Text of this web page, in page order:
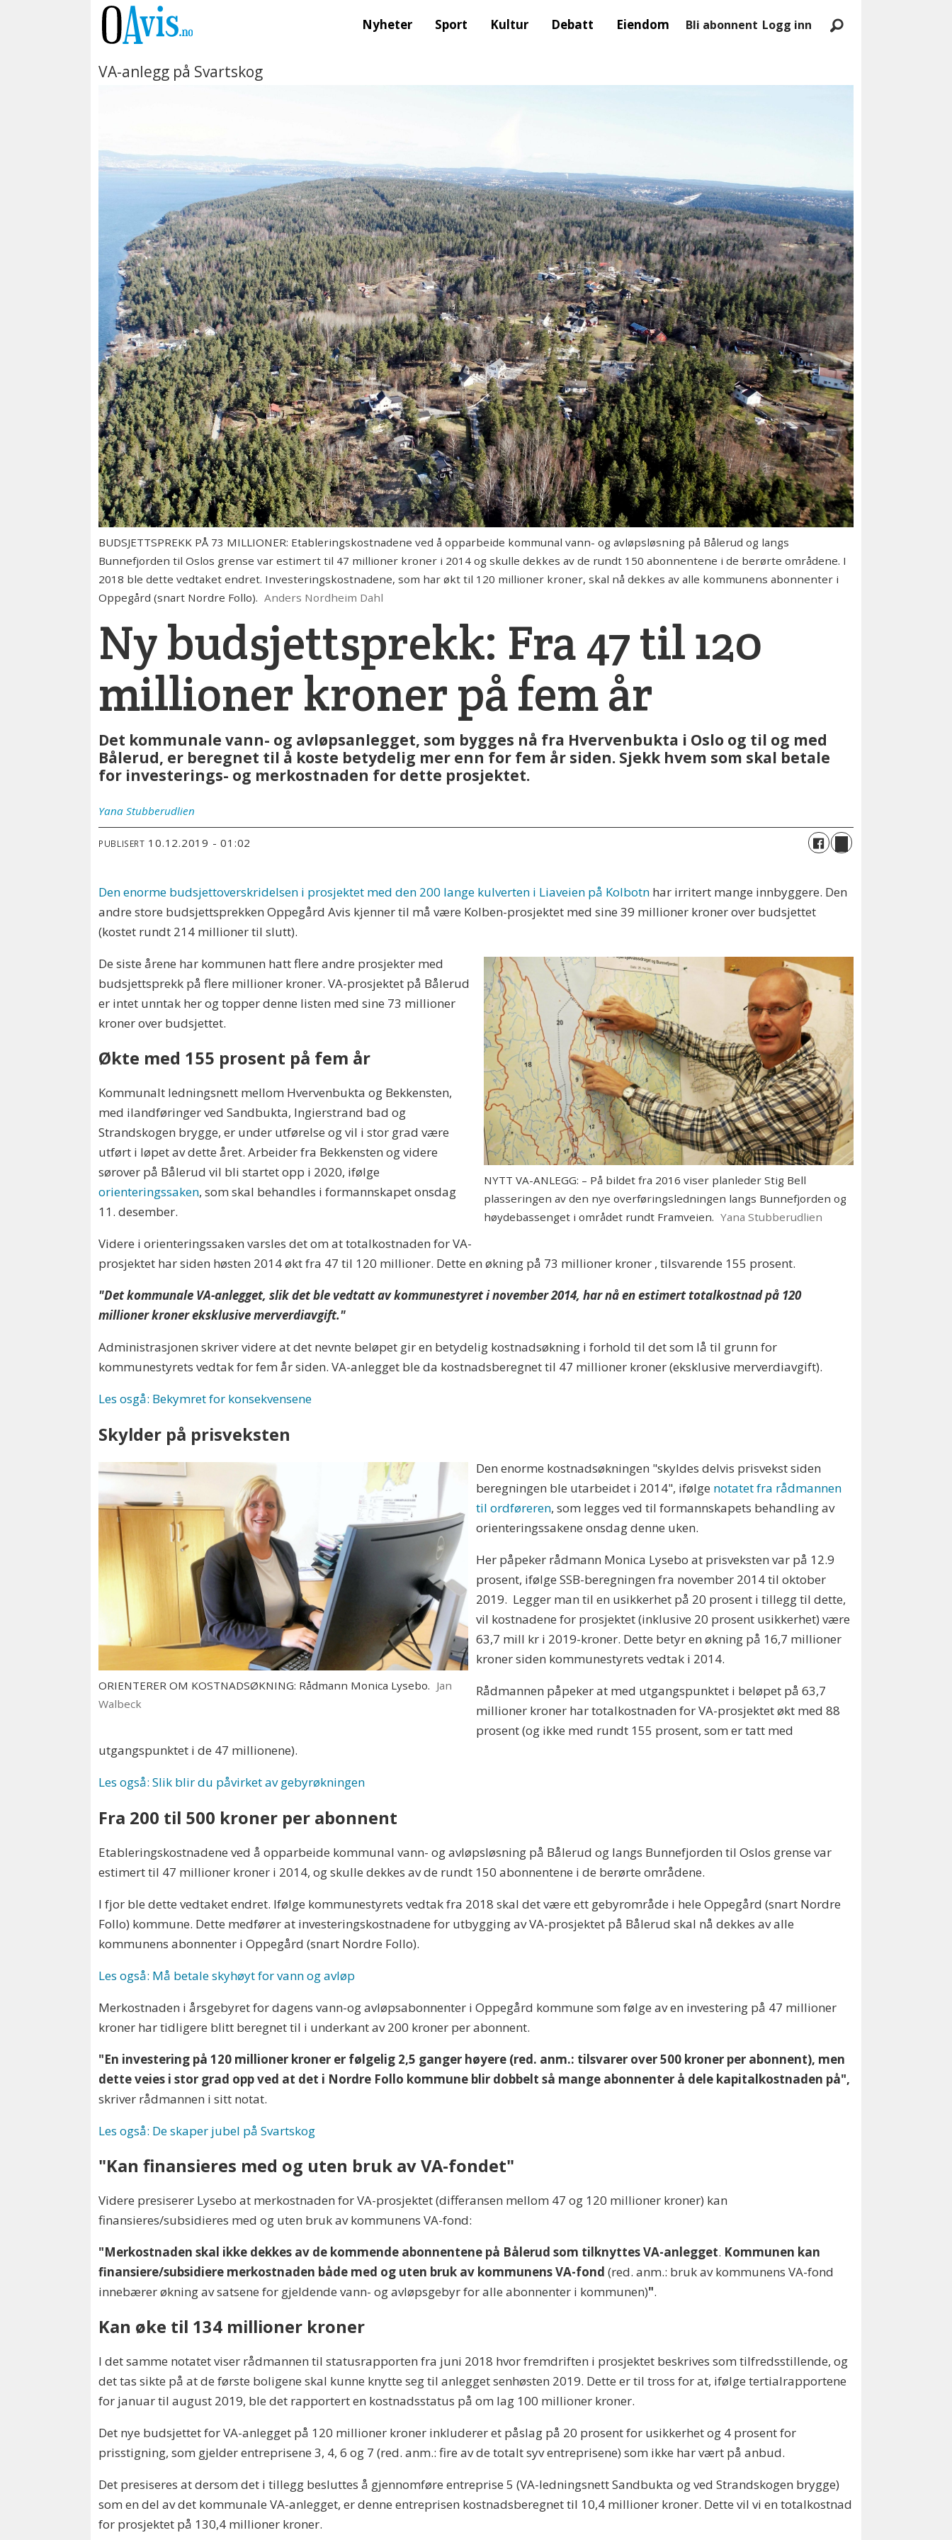
Nyheter Sport Kultur Debatt Eiendom Bli abonnent Logg inn
VA-anlegg på Svartskog
BUDSJETTSPREKK PÅ 73 MILLIONER: Etableringskostnadene ved å opparbeide kommunal vann- og avløpsløsning på Bålerud og langs
Bunnefjorden til Oslos grense var estimert til 47 millioner kroner i 2014 og skulle dekkes av de rundt 150 abonnentene i de berørte områdene. I
2018 ble dette vedtaket endret. Investeringskostnadene, som har økt til 120 millioner kroner, skal nå dekkes av alle kommunens abonnenter i
Oppegård (snart Nordre Follo). Anders Nordheim Dahl
Ny budsjettsprekk: Fra 47 til 120
millioner kroner på fem år
Det kommunale vann- og avløpsanlegget, som bygges nå fra Hvervenbukta i Oslo og til og med
Bålerud, er beregnet til å koste betydelig mer enn for fem år siden. Sjekk hvem som skal betale
for investerings- og merkostnaden for dette prosjektet.
Yana Stubberudlien
PUBLISERT 10.12.2019 - 01:02
Den enorme budsjettoverskridelsen i prosjektet med den 200 lange kulverten i Liaveien på Kolbotn har irritert mange innbyggere. Den
andre store budsjettsprekken Oppegård Avis kjenner til må være Kolben-prosjektet med sine 39 millioner kroner over budsjettet
(kostet rundt 214 millioner til slutt).
NYTT VA-ANLEGG: – På bildet fra 2016 viser planleder Stig Bell
plasseringen av den nye overføringsledningen langs Bunnefjorden og
høydebassenget i området rundt Framveien. Yana Stubberudlien
De siste årene har kommunen hatt flere andre prosjekter med
budsjettsprekk på flere millioner kroner. VA-prosjektet på Bålerud
er intet unntak her og topper denne listen med sine 73 millioner
kroner over budsjettet.
Økte med 155 prosent på fem år
Kommunalt ledningsnett mellom Hvervenbukta og Bekkensten,
med ilandføringer ved Sandbukta, Ingierstrand bad og
Strandskogen brygge, er under utførelse og vil i stor grad være
utført i løpet av dette året. Arbeider fra Bekkensten og videre
sørover på Bålerud vil bli startet opp i 2020, ifølge
orienteringssaken, som skal behandles i formannskapet onsdag
11. desember.
Videre i orienteringssaken varsles det om at totalkostnaden for VA-
prosjektet har siden høsten 2014 økt fra 47 til 120 millioner. Dette en økning på 73 millioner kroner , tilsvarende 155 prosent.
"Det kommunale VA-anlegget, slik det ble vedtatt av kommunestyret i november 2014, har nå en estimert totalkostnad på 120
millioner kroner eksklusive merverdiavgift."
Administrasjonen skriver videre at det nevnte beløpet gir en betydelig kostnadsøkning i forhold til det som lå til grunn for
kommunestyrets vedtak for fem år siden. VA-anlegget ble da kostnadsberegnet til 47 millioner kroner (eksklusive merverdiavgift).
Les osgå: Bekymret for konsekvensene
Skylder på prisveksten
ORIENTERER OM KOSTNADSØKNING: Rådmann Monica Lysebo. Jan
Walbeck
Den enorme kostnadsøkningen "skyldes delvis prisvekst siden
beregningen ble utarbeidet i 2014", ifølge notatet fra rådmannen
til ordføreren, som legges ved til formannskapets behandling av
orienteringssakene onsdag denne uken.
Her påpeker rådmann Monica Lysebo at prisveksten var på 12.9
prosent, ifølge SSB-beregningen fra november 2014 til oktober
2019. Legger man til en usikkerhet på 20 prosent i tillegg til dette,
vil kostnadene for prosjektet (inklusive 20 prosent usikkerhet) være
63,7 mill kr i 2019-kroner. Dette betyr en økning på 16,7 millioner
kroner siden kommunestyrets vedtak i 2014.
Rådmannen påpeker at med utgangspunktet i beløpet på 63,7
millioner kroner har totalkostnaden for VA-prosjektet økt med 88
prosent (og ikke med rundt 155 prosent, som er tatt med
utgangspunktet i de 47 millionene).
Les også: Slik blir du påvirket av gebyrøkningen
Fra 200 til 500 kroner per abonnent
Etableringskostnadene ved å opparbeide kommunal vann- og avløpsløsning på Bålerud og langs Bunnefjorden til Oslos grense var
estimert til 47 millioner kroner i 2014, og skulle dekkes av de rundt 150 abonnentene i de berørte områdene.
I fjor ble dette vedtaket endret. Ifølge kommunestyrets vedtak fra 2018 skal det være ett gebyrområde i hele Oppegård (snart Nordre
Follo) kommune. Dette medfører at investeringskostnadene for utbygging av VA-prosjektet på Bålerud skal nå dekkes av alle
kommunens abonnenter i Oppegård (snart Nordre Follo).
Les også: Må betale skyhøyt for vann og avløp
Merkostnaden i årsgebyret for dagens vann-og avløpsabonnenter i Oppegård kommune som følge av en investering på 47 millioner
kroner har tidligere blitt beregnet til i underkant av 200 kroner per abonnent.
"En investering på 120 millioner kroner er følgelig 2,5 ganger høyere (red. anm.: tilsvarer over 500 kroner per abonnent), men
dette veies i stor grad opp ved at det i Nordre Follo kommune blir dobbelt så mange abonnenter å dele kapitalkostnaden på",
skriver rådmannen i sitt notat.
Les også: De skaper jubel på Svartskog
"Kan finansieres med og uten bruk av VA-fondet"
Videre presiserer Lysebo at merkostnaden for VA-prosjektet (differansen mellom 47 og 120 millioner kroner) kan
finansieres/subsidieres med og uten bruk av kommunens VA-fond:
"Merkostnaden skal ikke dekkes av de kommende abonnentene på Bålerud som tilknyttes VA-anlegget. Kommunen kan
finansiere/subsidiere merkostnaden både med og uten bruk av kommunens VA-fond(red. anm.: bruk av kommunens VA-fond
innebærer økning av satsene for gjeldende vann- og avløpsgebyr for alle abonnenter i kommunen)".
Kan øke til 134 millioner kroner
I det samme notatet viser rådmannen til statusrapporten fra juni 2018 hvor fremdriften i prosjektet beskrives som tilfredsstillende, og
det tas sikte på at de første boligene skal kunne knytte seg til anlegget senhøsten 2019. Dette er til tross for at, ifølge tertialrapportene
for januar til august 2019, ble det rapportert en kostnadsstatus på om lag 100 millioner kroner.
Det nye budsjettet for VA-anlegget på 120 millioner kroner inkluderer et påslag på 20 prosent for usikkerhet og 4 prosent for
prisstigning, som gjelder entreprisene 3, 4, 6 og 7 (red. anm.: fire av de totalt syv entreprisene) som ikke har vært på anbud.
Det presiseres at dersom det i tillegg besluttes å gjennomføre entreprise 5 (VA-ledningsnett Sandbukta og ved Strandskogen brygge)
som en del av det kommunale VA-anlegget, er denne entreprisen kostnadsberegnet til 10,4 millioner kroner. Dette vil vi en totalkostnad
for prosjektet på 130,4 millioner kroner.